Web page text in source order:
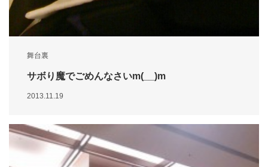
舞台裏
サボり魔でごめんなさいm(__)m
2013.11.19